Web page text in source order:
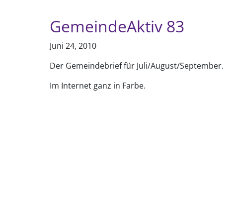
GemeindeAktiv 83
Juni 24, 2010
Der Gemeindebrief für Juli/August/September.
Im Internet ganz in Farbe.